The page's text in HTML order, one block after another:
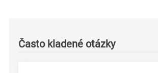
Často kladené otázky